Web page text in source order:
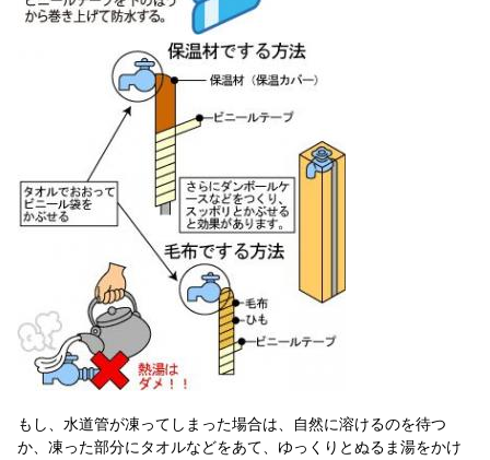
もし、水道管が凍ってしまった場合は、自然に溶けるのを待つ
か、凍った部分にタオルなどをあて、ゆっくりとぬるま湯をかけ